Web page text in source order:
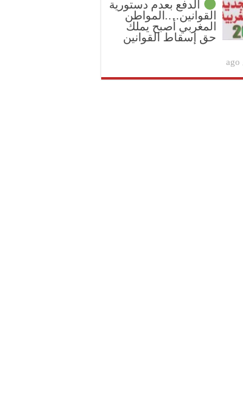
الدفع بعدم دستورية
القوانين….المواطن
المغربي أصبح يملك
حق إسقاط القوانين